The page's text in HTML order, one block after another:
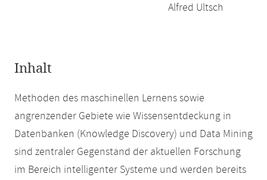
Alfred Ultsch
Inhalt
Methoden des maschinellen Lernens sowie
angrenzender Gebiete wie Wissensentdeckung in
Datenbanken (Knowledge Discovery) und Data Mining
sind zentraler Gegenstand der aktuellen Forschung
im Bereich intelligenter Systeme und werden bereits